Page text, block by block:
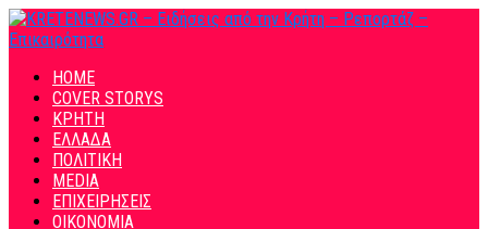
HOME
COVER STORYS
ΚΡΗΤΗ
ΕΛΛΑΔΑ
ΠΟΛΙΤΙΚΗ
MEDIA
ΕΠΙΧΕΙΡΗΣΕΙΣ
ΟΙΚΟΝΟΜΙΑ